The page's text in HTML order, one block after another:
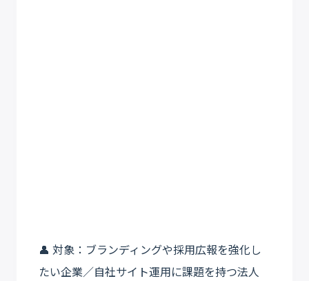
👤 対象：ブランディングや採用広報を強化し
たい企業／自社サイト運用に課題を持つ法人